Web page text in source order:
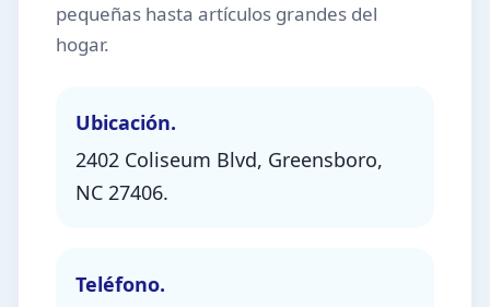
pequeñas hasta artículos grandes del
hogar.
Ubicación.
2402 Coliseum Blvd, Greensboro,
NC 27406.
Teléfono.